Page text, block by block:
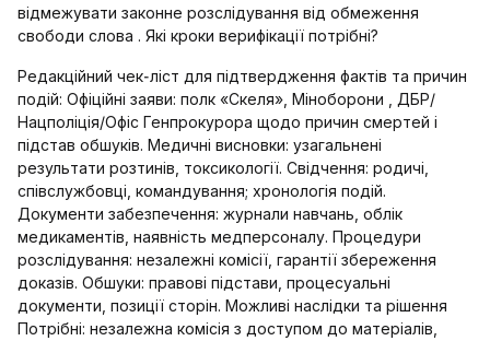
відмежувати законне розслідування від обмеження
свободи слова . Які кроки верифікації потрібні?
Редакційний чек‑ліст для підтвердження фактів та причин
подій: Офіційні заяви: полк «Скеля», Міноборони , ДБР/
Нацполіція/Офіс Генпрокурора щодо причин смертей і
підстав обшуків. Медичні висновки: узагальнені
результати розтинів, токсикології. Свідчення: родичі,
співслужбовці, командування; хронологія подій.
Документи забезпечення: журнали навчань, облік
медикаментів, наявність медперсоналу. Процедури
розслідування: незалежні комісії, гарантії збереження
доказів. Обшуки: правові підстави, процесуальні
документи, позиції сторін. Можливі наслідки та рішення
Потрібні: незалежна комісія з доступом до матеріалів,